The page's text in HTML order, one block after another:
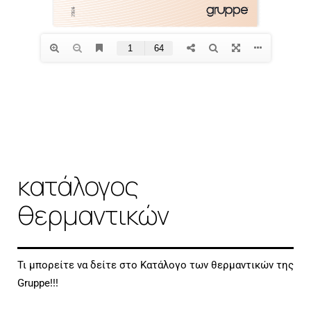
κατάλογος
θερμαντικών
Τι μπορείτε να δείτε στο Κατάλογο των θερμαντικών της
Gruppe!!!